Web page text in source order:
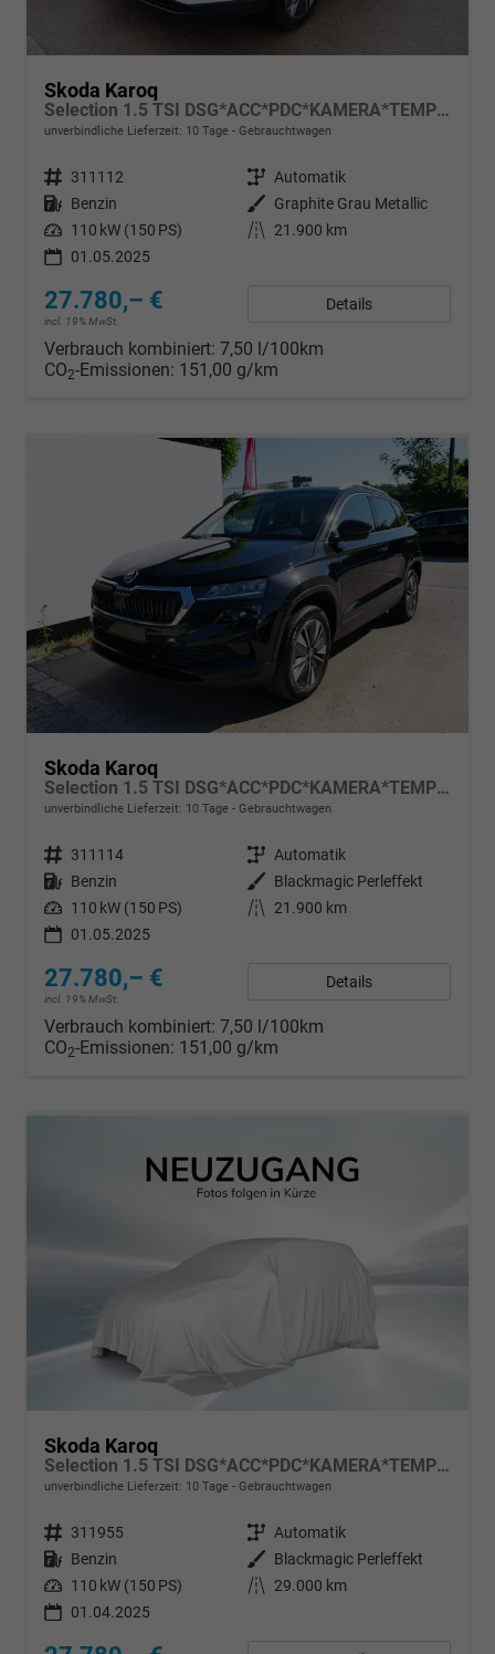
Skoda Karoq
Selection 1.5 TSI DSG*ACC*PDC*KAMERA*TEMPOMAT*LED*SMARTLINK*KLIMA*RADIO*17-ZOLL
unverbindliche Lieferzeit: 10 Tage Gebrauchtwagen
Fahrzeugnr. 311112 Getriebe Automatik
Kraftstoff Benzin Außenfarbe
Graphite Grau Metallic
Leistung 110 kW (150 PS) Kilometerstand
21.900 km
01.05.2025
27.780,– €
incl. 19% MwSt.
Details
Verbrauch kombiniert: 7,50 l/100km
CO2-Emissionen: 151,00 g/km
Skoda Karoq
Selection 1.5 TSI DSG*ACC*PDC*KAMERA*TEMPOMAT*LED*SMARTLINK*KLIMA*RADIO*17-ZOLL
unverbindliche Lieferzeit: 10 Tage Gebrauchtwagen
Fahrzeugnr. 311114 Getriebe Automatik
Kraftstoff Benzin Außenfarbe
Blackmagic Perleffekt
Leistung 110 kW (150 PS) Kilometerstand
21.900 km
01.05.2025
27.780,– €
incl. 19% MwSt.
Details
Verbrauch kombiniert: 7,50 l/100km
CO2-Emissionen: 151,00 g/km
Skoda Karoq
Selection 1.5 TSI DSG*ACC*PDC*KAMERA*TEMPOMAT*LED*SMARTLINK*KLIMA*RADIO*17-ZOLL
unverbindliche Lieferzeit: 10 Tage Gebrauchtwagen
Fahrzeugnr. 311955 Getriebe Automatik
Kraftstoff Benzin Außenfarbe
Blackmagic Perleffekt
Leistung 110 kW (150 PS) Kilometerstand
29.000 km
01.04.2025